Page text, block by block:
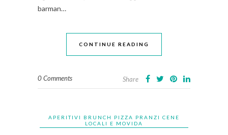
barman…
CONTINUE READING
0 Comments Share
APERITIVI BRUNCH PIZZA PRANZI CENE
LOCALI E MOVIDA